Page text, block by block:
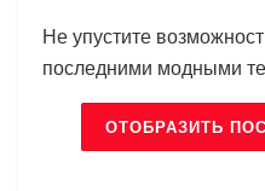
Не упустите
последними модными
ОТОБРАЗИТЬ